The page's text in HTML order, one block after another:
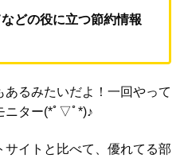
どの役に立つ節約情報
るみたいだよ！一回やって
ニター(*ﾟ▽ﾟ*)♪
イトと比べて、優れてる部